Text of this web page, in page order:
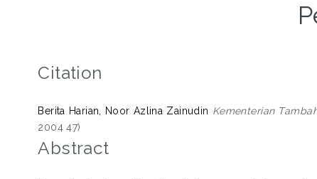
Citation
Berita Harian, Noor Azlina Zainudin Kementerian
2004 47)
Abstract